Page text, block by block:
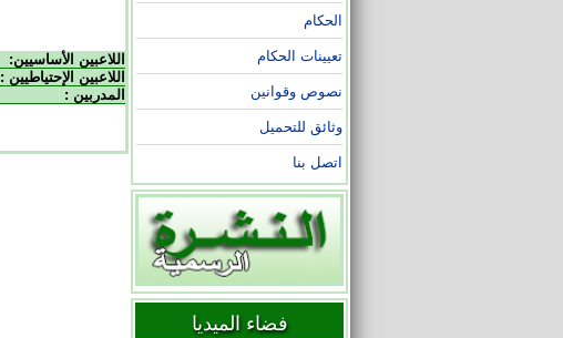
الحكام
تعيينات الحكام
نصوص وقوانين
وثائق للتحميل
اتصل بنا
فضاء الميديا
اللاعبين الأساسيين:
اللاعبين الإحتياطيين :
المدربين :